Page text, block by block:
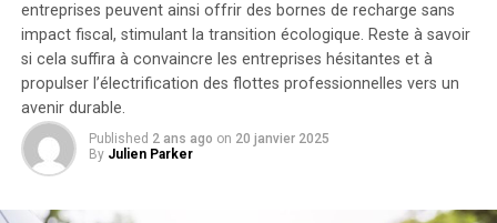
Un Modèle de Commission
Innovant Favorisant la Fidélité
FunderPro a mis en place une structure de commission
pour ses affiliés qui les incite à rester, plutôt qu’à se
entreprises peuvent ainsi offrir des bornes de recharge sans
impact fiscal, stimulant la transition écologique. Reste à savoir
si cela suffira à convaincre les entreprises hésitantes et à
propulser l’électrification des flottes professionnelles vers un
avenir durable.
Published 2 ans ago on 20 janvier 2025
By Julien Parker